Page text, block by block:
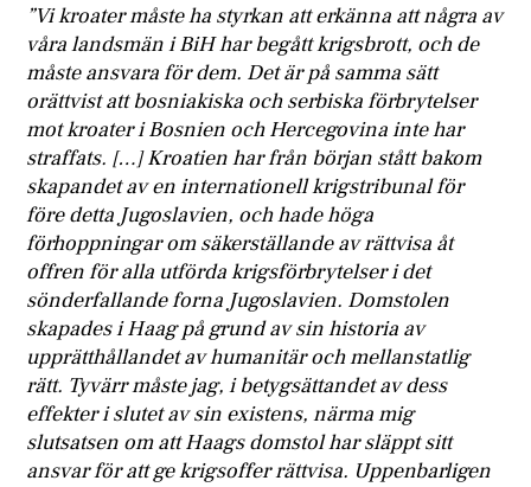
”Vi kroater måste ha styrkan att erkänna att några av
våra landsmän i BiH har begått krigsbrott, och de
måste ansvara för dem. Det är på samma sätt
orättvist att bosniakiska och serbiska förbrytelser
mot kroater i Bosnien och Hercegovina inte har
straffats. […] Kroatien har från början stått bakom
skapandet av en internationell krigstribunal för
före detta Jugoslavien, och hade höga
förhoppningar om säkerställande av rättvisa åt
offren för alla utförda krigsförbrytelser i det
sönderfallande forna Jugoslavien. Domstolen
skapades i Haag på grund av sin historia av
upprätthållandet av humanitär och mellanstatlig
rätt. Tyvärr måste jag, i betygsättandet av dess
effekter i slutet av sin existens, närma mig
slutsatsen om att Haags domstol har släppt sitt
ansvar för att ge krigsoffer rättvisa. Uppenbarligen